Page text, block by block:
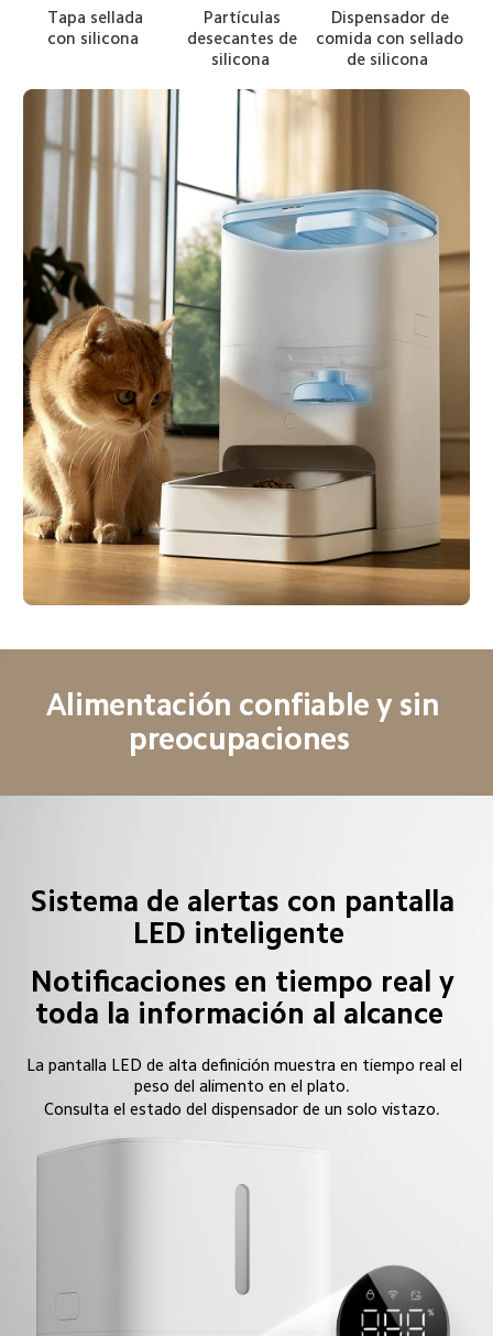
Tapa sellada
con silicona
Partículas
desecantes de
silicona
Dispensador de
comida con sellado
de silicona
Alimentación confiable y sin
preocupaciones
Sistema de alertas con pantalla
LED inteligente
Notificaciones en tiempo real y
toda la información al alcance
La pantalla LED de alta definición muestra en tiempo real el
peso del alimento en el plato.
Consulta el estado del dispensador de un solo vistazo.